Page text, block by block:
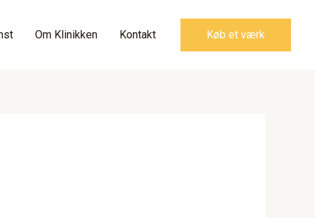
Om Klinikken Kontakt Køb et værk